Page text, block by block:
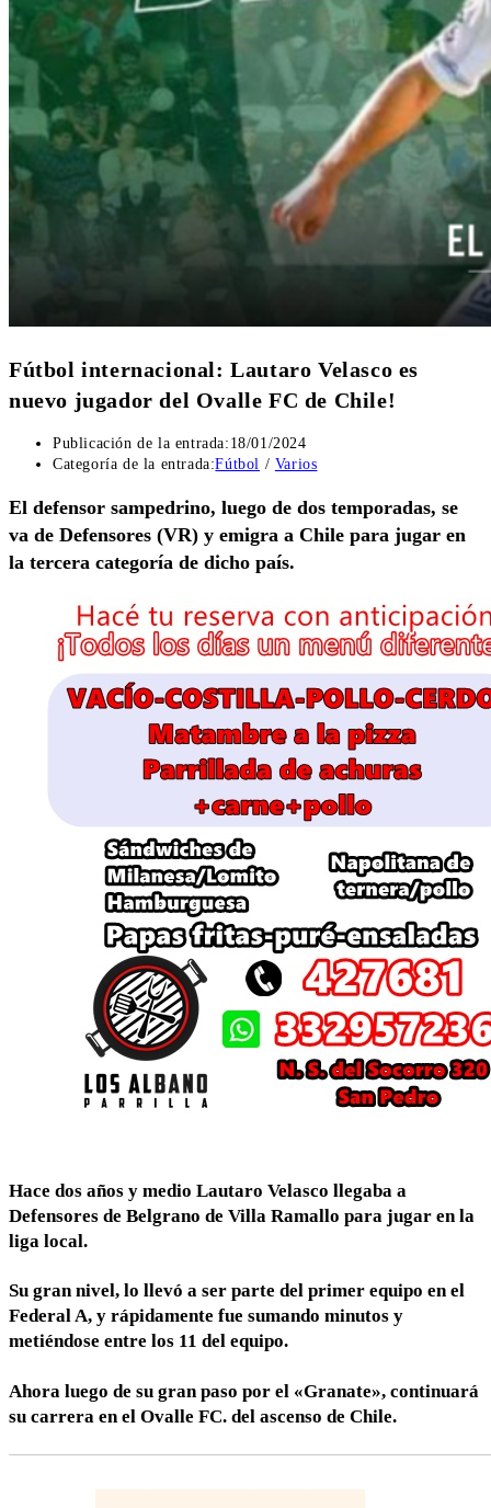
Fútbol internacional: Lautaro Velasco es
nuevo jugador del Ovalle FC de Chile!
Publicación de la entrada: 18/01/2024
Categoría de la entrada:Fútbol / Varios
El defensor sampedrino, luego de dos temporadas, se
va de Defensores (VR) y emigra a Chile para jugar en
la tercera categoría de dicho país.
Hace dos años y medio Lautaro Velasco llegaba a
Defensores de Belgrano de Villa Ramallo para jugar en la
liga local.
Su gran nivel, lo llevó a ser parte del primer equipo en el
Federal A, y rápidamente fue sumando minutos y
metiéndose entre los 11 del equipo.
Ahora luego de su gran paso por el «Granate», continuará
su carrera en el Ovalle FC. del ascenso de Chile.